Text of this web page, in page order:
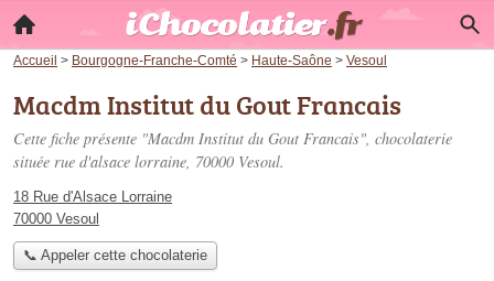
Accueil > Bourgogne-Franche-Comté > Haute-Saône > Vesoul
Macdm Institut du Gout Francais
Cette fiche présente "Macdm Institut du Gout Francais", chocolaterie
située rue d'alsace lorraine, 70000 Vesoul.
18 Rue d'Alsace Lorraine
70000 Vesoul
📞 Appeler cette chocolaterie